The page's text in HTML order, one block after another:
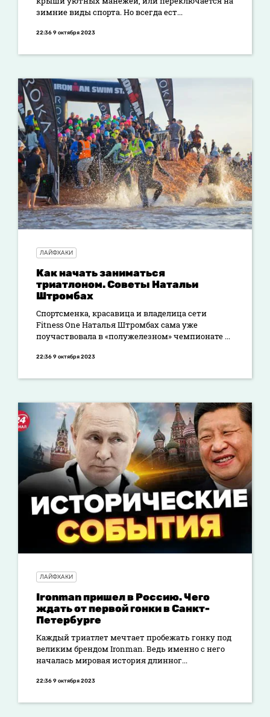
зимние виды спорта. Но всегда ест...
22:36 9 октября 2023
ЛАЙФХАКИ
Как начать заниматься
триатлоном. Советы Натальи
Штромбах
Спортсменка, красавица и владелица сети
Fitness One Наталья Штромбах сама уже
поучаствовала в «полужелезном» чемпионате ...
22:36 9 октября 2023
ЛАЙФХАКИ
Ironman пришел в Россию. Чего
ждать от первой гонки в Санкт-
Петербурге
Каждый триатлет мечтает пробежать гонку под
великим брендом Ironman. Ведь именно с него
началась мировая история длинног...
22:36 9 октября 2023